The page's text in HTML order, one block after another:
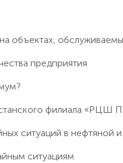
на объектах,
предприятия
филиала «РЦШ
ситуаций в нефтяной
ситуациям